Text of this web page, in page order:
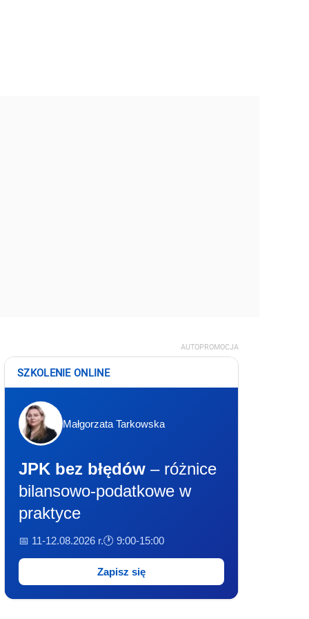
AUTOPROMOCJA
SZKOLENIE ONLINE
Małgorzata Tarkowska
JPK bez błędów – różnice
bilansowo-podatkowe w
praktyce
📅 11-12.08.2026 r.🕐 9:00-15:00
Zapisz się